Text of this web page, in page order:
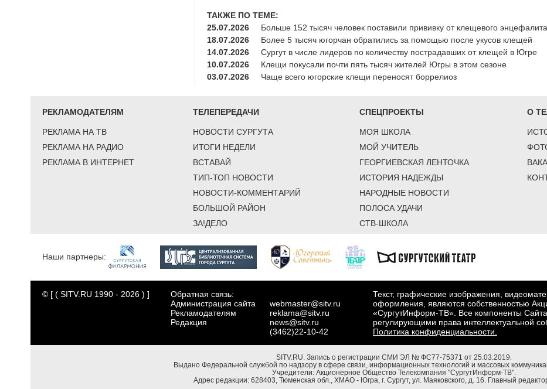
ТАКЖЕ ПО ТЕМЕ:
25.07.2026
Больше 152 тысяч человек поставили прививку от клещевого
18.07.2026
Более 5 тысяч югорчан обратились за помощью после укусов клещей
14.07.2026
Сургут в числе лидеров по количеству пострадавших от клещей в Югре
10.07.2026
Клещи покусали почти пять тысяч жителей Югры в этом сезоне
03.07.2026
Чаще всего югорские клещи переносят боррелиоз
РЕКЛАМОДАТЕЛЯМ
РЕКЛАМА НА ТВ
РЕКЛАМА НА РАДИО
РЕКЛАМА В ИНТЕРНЕТ
ТЕЛЕПЕРЕДАЧИ
НОВОСТИ СУРГУТА
ИТОГИ НЕДЕЛИ
ВСТАВАЙ
ТИП-ТОП НОВОСТИ
НОВОСТИ-КОММЕНТАРИЙ
БОЛЬШОЙ РАЙОН
ЗА!ДЕЛО
СПЕЦПРОЕКТЫ
МОЯ ШКОЛА
МОЙ УЧИТЕЛЬ
ГЕОРГИЕВСКАЯ ЛЕНТОЧКА
ИСТОРИЯ НАДЕЖДЫ
НАРОДНЫЕ НОВОСТИ
ПОЛОСА УДАЧИ
СТВ-ШКОЛА
О
Наши партнеры:
© [ ( SITV.RU 1990 - 2026 ) ]
Обратная связь:
Администрация сайта
Рекламодателям
Редакция
webmaster@sitv.ru
reklama@sitv.ru
news@sitv.ru
(3462)22-10-42
Текст, графические изображения,
оформления, являются собственностью
«СургутИнформ-ТВ». Все компоненты
регулирующими права интеллектуальной
Политика конфиденциальности.
SITV.RU. Запись о регистрации СМИ ЭЛ № ФС77-75371 от 25.03.2019.
Выдано Федеральной службой по надзору в сфере связи, информационных технологий и массовых
Учредители: Акционерное Общество Телекомпания "СургутИнформ-ТВ".
Адрес редакции: 628403, Тюменская обл., ХМАО - Югра, г. Сургут, ул. Маяковского, д. 16. Главный